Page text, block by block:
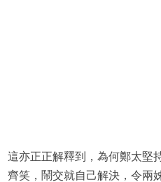
這亦正正解釋到，為何鄭太堅
齊笑，鬧交就自己解決，令兩